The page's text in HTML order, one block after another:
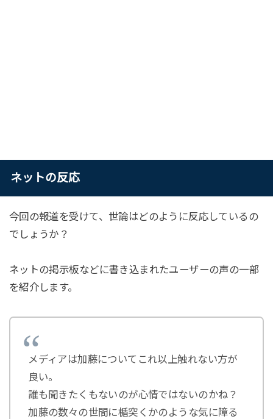
ネットの反応
今回の報道を受けて、世論はどのように反応しているの
でしょうか？
ネットの掲示板などに書き込まれたユーザーの声の一部
を紹介します。
メディアは加藤についてこれ以上触れない方が
良い。
誰も聞きたくもないのが心情ではないのかね？
加藤の数々の世間に楯突くかのような気に障る